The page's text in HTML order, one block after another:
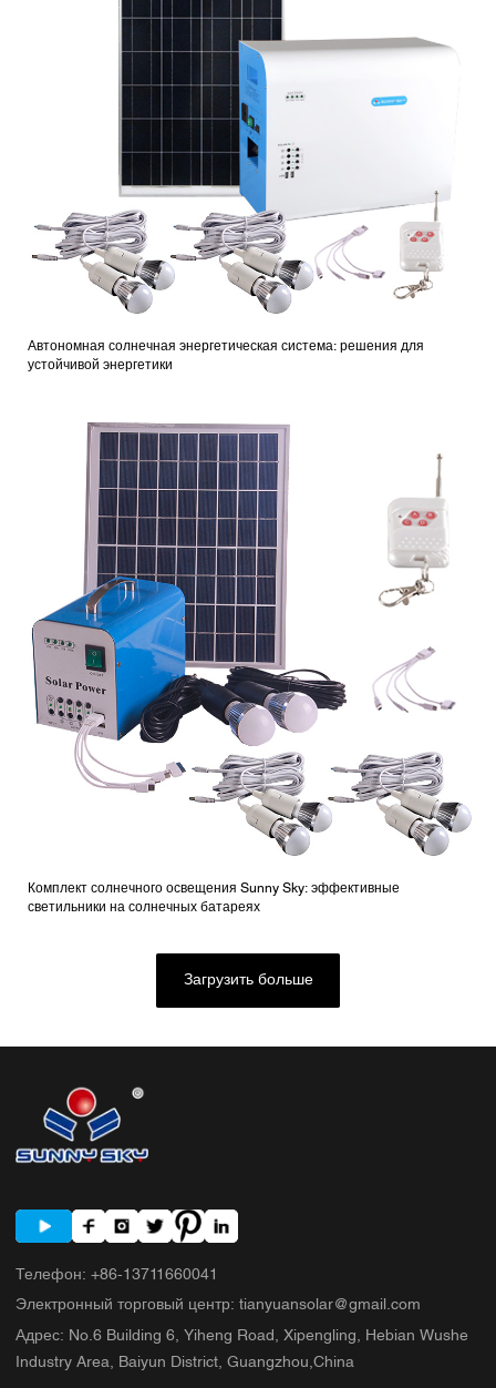
Автономная солнечная энергетическая система: решения для
устойчивой энергетики
Комплект солнечного освещения Sunny Sky: эффективные
светильники на солнечных батареях
Загрузить больше
Телефон: +86-13711660041
Электронный торговый центр: tianyuansolar@gmail.com
Адрес: No.6 Building 6, Yiheng Road, Xipengling, Hebian Wushe
Industry Area, Baiyun District, Guangzhou,China